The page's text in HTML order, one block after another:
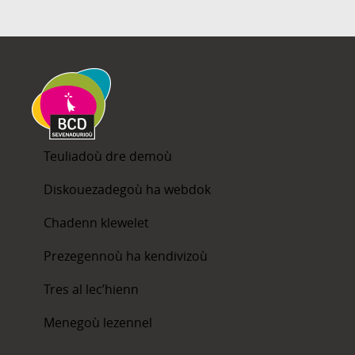
Teuliadoù dre demoù
Diskouezadegoù ha webdok
Chadenn klewelet
Prezegennoù ha kendivizoù
Tres al lec’hienn
Menegoù lezennel